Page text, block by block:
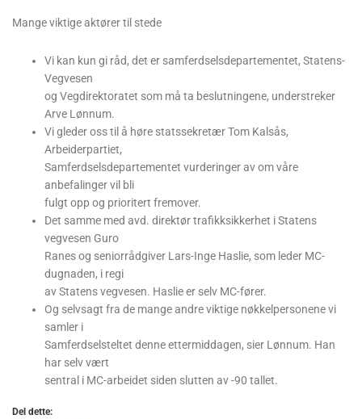
Mange viktige aktører til stede
Vi kan kun gi råd, det er samferdselsdepartementet, Statens-
Vegvesen
og Vegdirektoratet som må ta beslutningene, understreker
Arve Lønnum.
Vi gleder oss til å høre statssekretær Tom Kalsås,
Arbeiderpartiet,
Samferdselsdepartementet vurderinger av om våre
anbefalinger vil bli
fulgt opp og prioritert fremover.
Det samme med avd. direktør trafikksikkerhet i Statens
vegvesen Guro
Ranes og seniorrådgiver Lars-Inge Haslie, som leder MC-
dugnaden, i regi
av Statens vegvesen. Haslie er selv MC-fører.
Og selvsagt fra de mange andre viktige nøkkelpersonene vi
samler i
Samferdselsteltet denne ettermiddagen, sier Lønnum. Han
har selv vært
sentral i MC-arbeidet siden slutten av -90 tallet.
Del dette: